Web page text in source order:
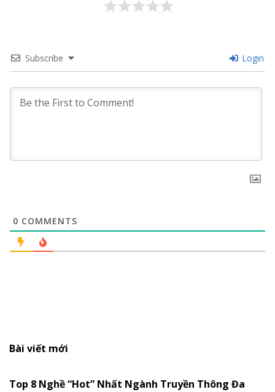
Subscribe Login
0 COMMENTS
Bài viết mới
Top 8 Nghề “Hot” Nhất Ngành Truyền Thông Đa